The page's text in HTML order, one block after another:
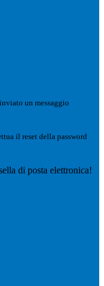
un messaggio
il reset della password
di posta elettronica!